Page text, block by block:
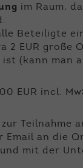
im Raum,
Beteiligte
2 EUR große
(kann man
EUR incl.
Teilnahme
Email an die
mit der